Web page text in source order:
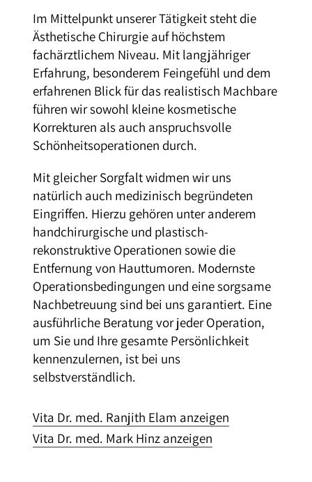
Im Mittelpunkt unserer Tätigkeit steht die
Ästhetische Chirurgie auf höchstem
fachärztlichem Niveau. Mit langjähriger
Erfahrung, besonderem Feingefühl und dem
erfahrenen Blick für das realistisch Machbare
führen wir sowohl kleine kosmetische
Korrekturen als auch anspruchsvolle
Schönheitsoperationen durch.
Mit gleicher Sorgfalt widmen wir uns
natürlich auch medizinisch begründeten
Eingriffen. Hierzu gehören unter anderem
handchirurgische und plastisch-
rekonstruktive Operationen sowie die
Entfernung von Hauttumoren. Modernste
Operationsbedingungen und eine sorgsame
Nachbetreuung sind bei uns garantiert. Eine
ausführliche Beratung vor jeder Operation,
um Sie und Ihre gesamte Persönlichkeit
kennenzulernen, ist bei uns
selbstverständlich.
Vita Dr. med. Ranjith Elam anzeigen
Vita Dr. med. Mark Hinz anzeigen